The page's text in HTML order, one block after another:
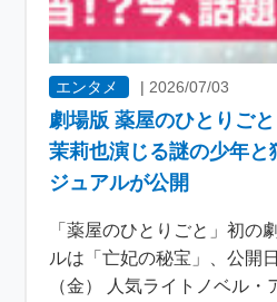
エンタメ |2026/07/03
劇場版 薬屋のひとりご
茉莉也演じる謎の少年
ジュアルが公開
「薬屋のひとりごと」初
ルは「亡妃の秘宝」、公開
（金） 人気ライトノベル